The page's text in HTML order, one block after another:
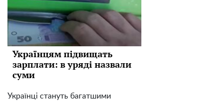
Українцям підвищать
зарплати: в уряді назвали
суми
Українці стануть багатшими